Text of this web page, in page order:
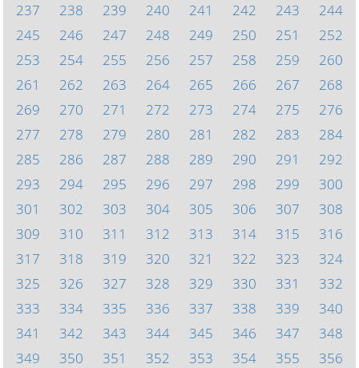
237
238 239 240 241 242 243
244
245
246 247 248 249 250 251
252
253
254 255 256 257 258 259
260
261
262 263 264 265 266 267
268
269
270 271 272 273 274 275
276
277
278 279 280 281 282 283
284
285
286 287 288 289 290 291
292
293
294 295 296 297 298 299
300
301
302 303 304 305 306 307
308
309
310 311 312 313 314 315
316
317
318 319 320 321 322 323
324
325
326 327 328 329 330 331
332
333
334 335 336 337 338 339
340
341
342 343 344 345 346 347
348
349
350 351 352 353 354 355 356